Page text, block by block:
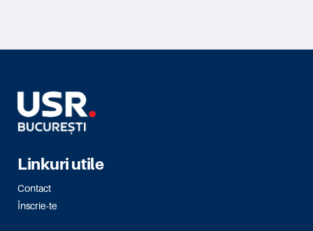
Linkuri utile
Contact
Înscrie-te